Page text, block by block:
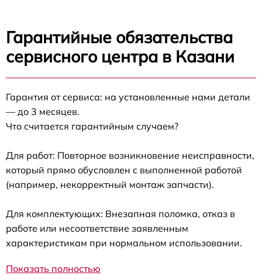
Гарантийные обязательства
сервисного центра в Казани
Гарантия от сервиса: на установленные нами детали
— до 3 месяцев.
Что считается гарантийным случаем?
Для работ: Повторное возникновение неисправности,
который прямо обусловлен с выполненной работой
(например, некорректный монтаж запчасти).
Для комплектующих: Внезапная поломка, отказ в
работе или несоответствие заявленным
характеристикам при нормальном использовании.
Показать полностью